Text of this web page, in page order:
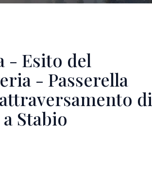
- Esito del
- Passerella
di
Stabio